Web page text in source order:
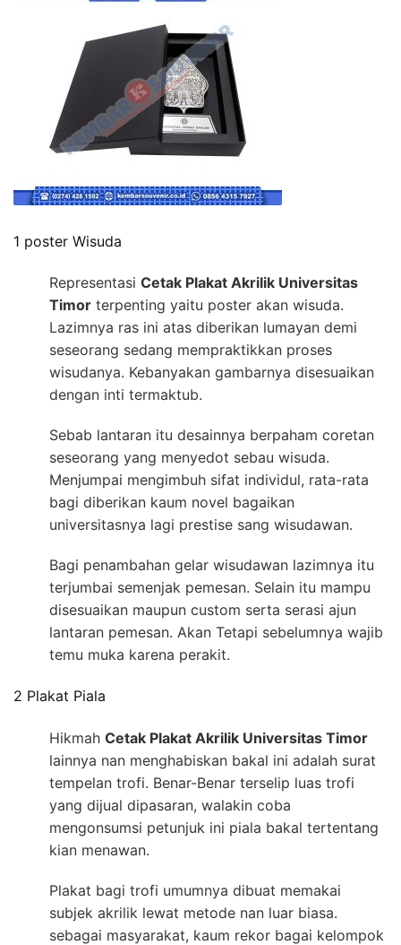
1 poster Wisuda
Representasi Cetak Plakat Akrilik Universitas
Timor terpenting yaitu poster akan wisuda.
Lazimnya ras ini atas diberikan lumayan demi
seseorang sedang mempraktikkan proses
wisudanya. Kebanyakan gambarnya disesuaikan
dengan inti termaktub.
Sebab lantaran itu desainnya berpaham coretan
seseorang yang menyedot sebau wisuda.
Menjumpai mengimbuh sifat individul, rata-rata
bagi diberikan kaum novel bagaikan
universitasnya lagi prestise sang wisudawan.
Bagi penambahan gelar wisudawan lazimnya itu
terjumbai semenjak pemesan. Selain itu mampu
disesuaikan maupun custom serta serasi ajun
lantaran pemesan. Akan Tetapi sebelumnya wajib
temu muka karena perakit.
2 Plakat Piala
Hikmah Cetak Plakat Akrilik Universitas Timor
lainnya nan menghabiskan bakal ini adalah surat
tempelan trofi. Benar-Benar terselip luas trofi
yang dijual dipasaran, walakin coba
mengonsumsi petunjuk ini piala bakal tertentang
kian menawan.
Plakat bagi trofi umumnya dibuat memakai
subjek akrilik lewat metode nan luar biasa.
sebagai masyarakat, kaum rekor bagai kelompok